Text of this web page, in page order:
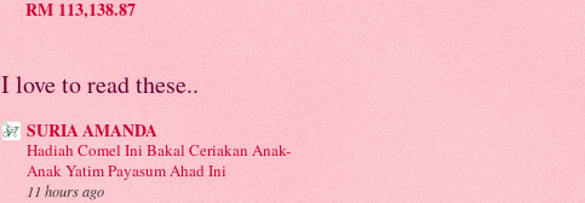
RM 113,138.87
I love to read these..
SURIA AMANDA
Hadiah Comel Ini Bakal Ceriakan Anak-
Anak Yatim Payasum Ahad Ini
11 hours ago